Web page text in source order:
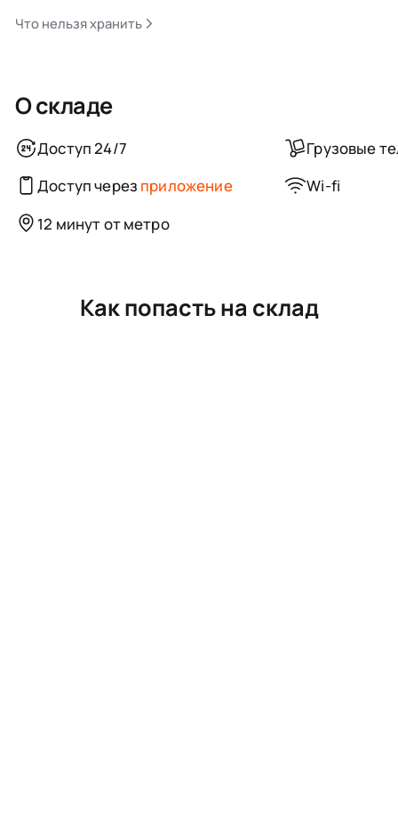
Что нельзя хранить
О складе
Доступ 24/7
Грузовые
Доступ через приложение
Wi-fi
12 минут от метро
Как попасть на склад